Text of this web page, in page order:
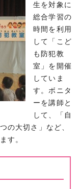
生を対象に
総合学習の
時間を利用
して「こど
も防犯教
室」を開催
していま
す。ボニタ
ーを講師と
して、「自
の大切さ」など、
す。